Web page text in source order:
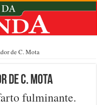
de C. Mota
de C. Mota
fulminante.